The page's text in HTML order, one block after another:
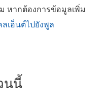
หากต้องการข้อมูลเพิ่ม
เอ็นต์ไปยังพูล
นนี้